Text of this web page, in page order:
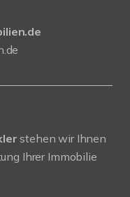
stehen wir Ihnen
Ihrer Immobilie